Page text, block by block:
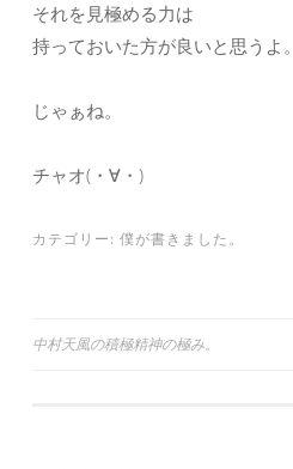
それを見極める力は
持っておいた方が良いと思うよ。
じゃぁね。
チャオ(・∀・)
カテゴリー: 僕が書きました。
投
中村天風の積極精神の極み。